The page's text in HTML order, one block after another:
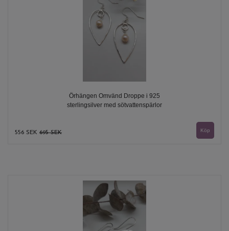
Örhängen Omvänd Droppe i 925
sterlingsilver med sötvattenspärlor
556 SEK 695 SEK